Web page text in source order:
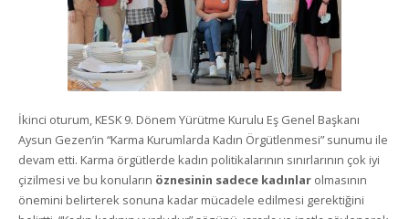
İkinci oturum, KESK 9. Dönem Yürütme Kurulu Eş Genel Başkanı
Aysun Gezen’in “Karma Kurumlarda Kadın Örgütlenmesi” sunumu ile
devam etti. Karma örgütlerde kadın politikalarının sınırlarının çok iyi
çizilmesi ve bu konuların öznesinin sadece kadınlar olmasının
önemini belirterek sonuna kadar mücadele edilmesi gerektiğini